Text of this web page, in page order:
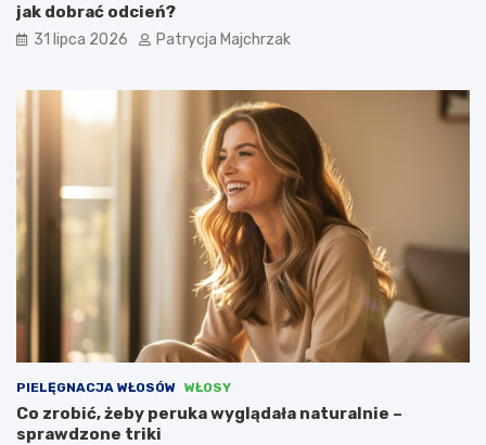
jak dobrać odcień?
31 lipca 2026 Patrycja Majchrzak
PIELĘGNACJA WŁOSÓW WŁOSY
Co zrobić, żeby peruka wyglądała naturalnie –
sprawdzone triki